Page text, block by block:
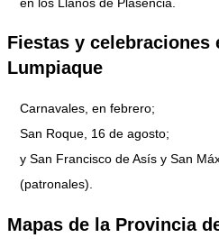
Fiestas y celebraciones
Lumpiaque
Carnavales, en febrero;
San Roque, 16 de agosto;
y San Francisco de Asís y San
(patronales).
Mapas de la Provincia